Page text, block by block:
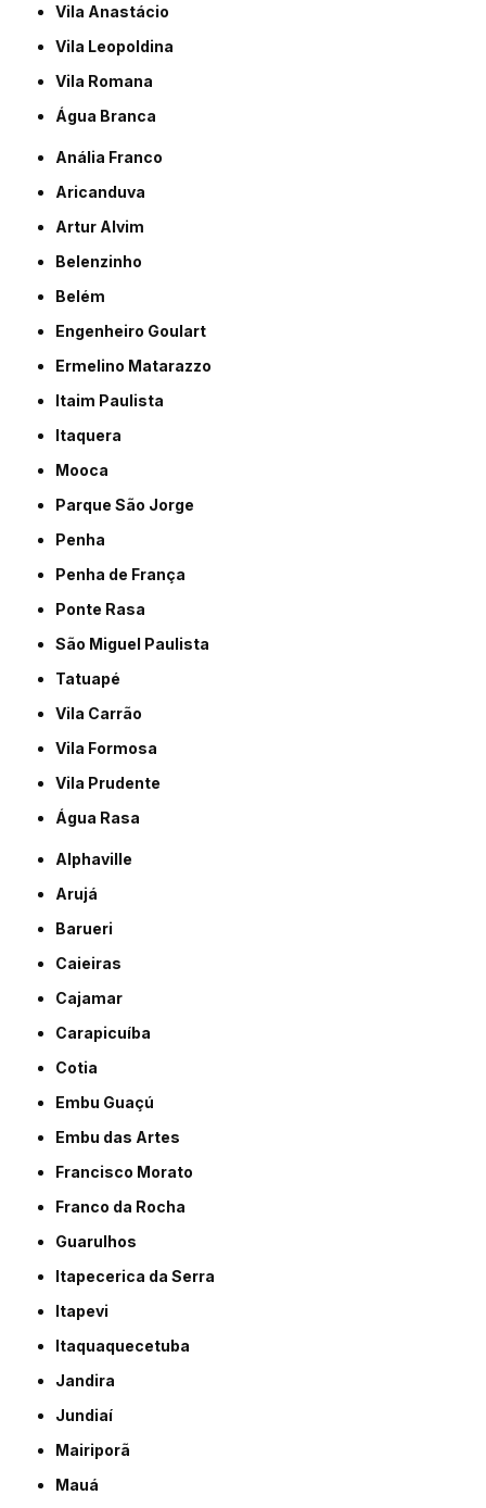
Vila Anastácio
Vila Leopoldina
Vila Romana
Água Branca
Anália Franco
Aricanduva
Artur Alvim
Belenzinho
Belém
Engenheiro Goulart
Ermelino Matarazzo
Itaim Paulista
Itaquera
Mooca
Parque São Jorge
Penha
Penha de França
Ponte Rasa
São Miguel Paulista
Tatuapé
Vila Carrão
Vila Formosa
Vila Prudente
Água Rasa
Alphaville
Arujá
Barueri
Caieiras
Cajamar
Carapicuíba
Cotia
Embu Guaçú
Embu das Artes
Francisco Morato
Franco da Rocha
Guarulhos
Itapecerica da Serra
Itapevi
Itaquaquecetuba
Jandira
Jundiaí
Mairiporã
Mauá